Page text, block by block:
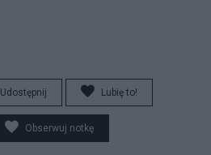
Udostępnij Lubię to!
Obserwuj notkę